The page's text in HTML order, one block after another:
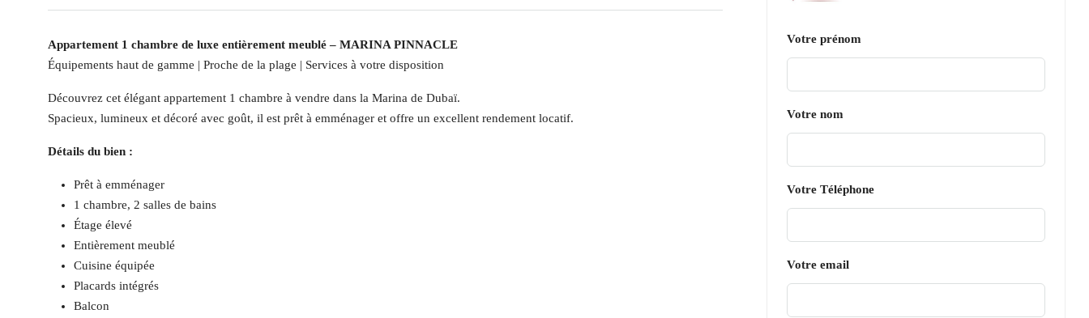
Appartement 1 chambre de luxe entièrement meublé – MARINA PINNACLE
Équipements haut de gamme | Proche de la plage | Services à votre disposition
Découvrez cet élégant appartement 1 chambre à vendre dans la Marina de Dubaï.
Spacieux, lumineux et décoré avec goût, il est prêt à emménager et offre un excellent rendement locatif.
Détails du bien :
Prêt à emménager
1 chambre, 2 salles de bains
Étage élevé
Entièrement meublé
Cuisine équipée
Placards intégrés
Balcon
Votre prénom
Votre nom
Votre Téléphone
Votre email